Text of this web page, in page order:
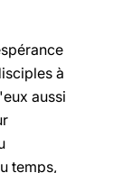
à
aussi
temps,